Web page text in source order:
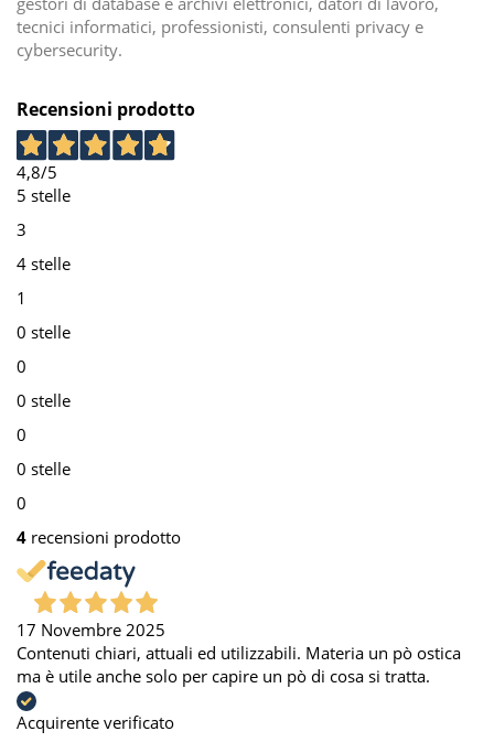
tecnici informatici, professionisti, consulenti privacy e
cybersecurity.
Recensioni prodotto
4,8/5
5 stelle
3
4 stelle
1
0 stelle
0
0 stelle
0
0 stelle
0
4 recensioni prodotto
17 Novembre 2025
Contenuti chiari, attuali ed utilizzabili. Materia un pò ostica
ma è utile anche solo per capire un pò di cosa si tratta.
Acquirente verificato